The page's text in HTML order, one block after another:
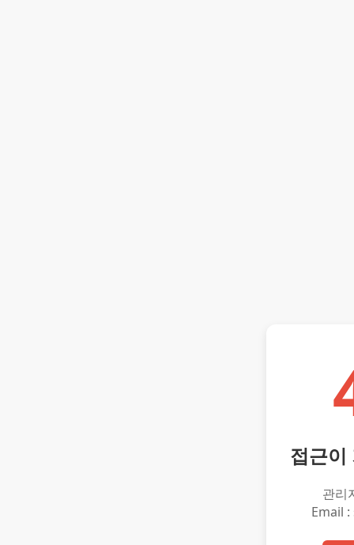
접근이
관리
Email